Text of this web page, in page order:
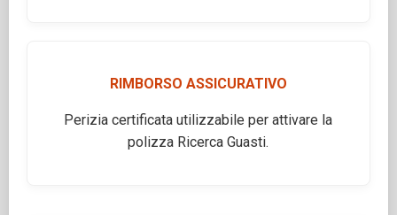
RIMBORSO ASSICURATIVO
Perizia certificata utilizzabile per attivare la
polizza Ricerca Guasti.